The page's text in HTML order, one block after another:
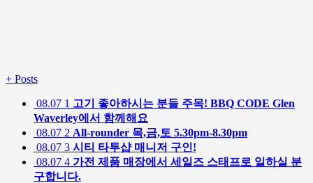
+ Posts
08.07 1 고기 좋아하시는 분들 주목! BBQ CODE Glen
Waverley에서 함께해요
08.07 2 All-rounder 목,금,토 5.30pm-8.30pm
08.07 3 시티 타투샵 매니저 구인!
08.07 4 가전 제품 매장에서 세일즈 스태프로 일하실 분
구합니다.